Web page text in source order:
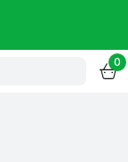
0